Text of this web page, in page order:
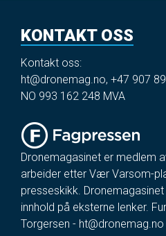
KONTAKT OSS
Kontakt oss:
ht@dronemag.no, +47 907
NO 993 162 248 MVA
Dronemagasinet er medlem
arbeider etter Vær Varsom-
presseskikk.
innhold på eksterne lenker.
Torgersen - ht@dronemag.no